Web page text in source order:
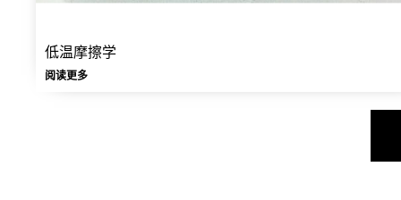
低温摩擦学
阅读更多